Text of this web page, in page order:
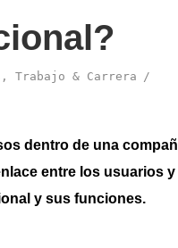
, Trabajo & Carrera
dentro de una
entre los usuarios y
y sus funciones.